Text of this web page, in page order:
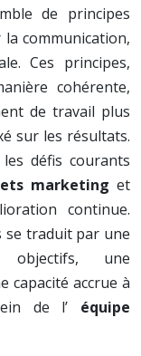
de principes
communication,
Ces principes,
cohérente,
de travail plus
sur les résultats.
défis courants
marketing et
continue.
se traduit par une
objectifs, une
capacité accrue à
de l’ équipe